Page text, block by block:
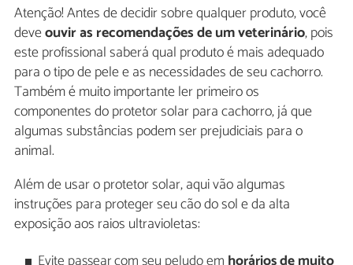
Atenção! Antes de decidir sobre qualquer produto, você
deveouvir as recomendações de umveterinário, pois
este profissional saberá qual produto é mais adequado
para o tipo de pele e as necessidades de seu cachorro.
Também é muito importante ler primeiro os
componentes do protetor solar para cachorro, já que
algumas substâncias podem ser prejudiciais para o
animal.
Além de usar o protetor solar, aqui vão algumas
instruções para proteger seu cão do sol e da alta
exposição aos raios ultravioletas: